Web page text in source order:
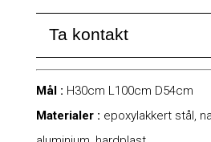
Ta kontakt
Mål : H30cm L100cm D54cm
Materialer : epoxylakkert stål,